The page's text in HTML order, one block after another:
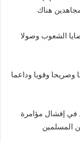
هناك
الشعوب وصولا
وقويا وداعما
في إفشال مؤامرة
المسلمين